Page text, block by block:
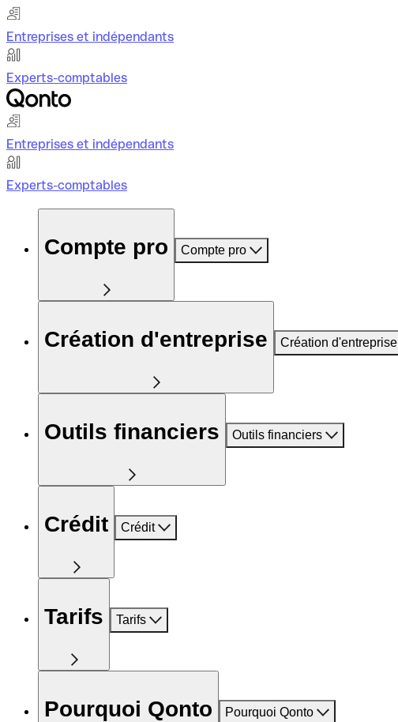
Entreprises et indépendants
Experts-comptables
Entreprises et indépendants
Experts-comptables
Compte pro Compte pro
Création d'entreprise Création d'entreprise
Outils financiers Outils financiers
Crédit Crédit
Tarifs Tarifs
Pourquoi Qonto Pourquoi Qonto